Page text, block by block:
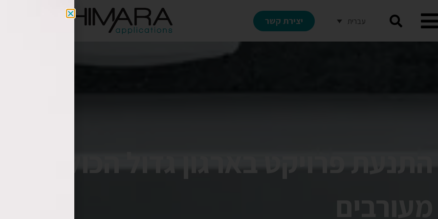
עברית יצירת קשר